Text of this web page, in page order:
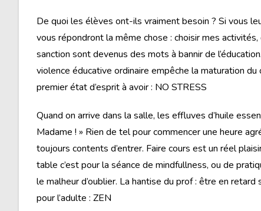
De quoi les élèves ont-ils vraiment besoin ? Si vous
vous répondront la même chose : choisir mes
sanction sont devenus des mots à bannir de
violence éducative ordinaire empêche la maturation
premier état d’esprit à avoir : NO STRESS
Quand on arrive dans la salle, les effluves d’huile
Madame ! » Rien de tel pour commencer une heure
toujours contents d’entrer. Faire cours est un réel
table c’est pour la séance de mindfullness, ou de
le malheur d’oublier. La hantise du prof : être en
pour l’adulte : ZEN